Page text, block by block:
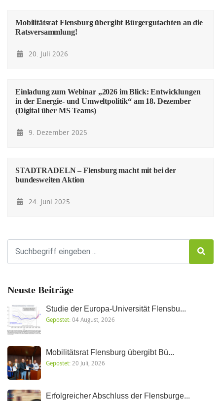
Mobilitätsrat Flensburg übergibt Bürgergutachten an die
Ratsversammlung!
20. Juli 2026
Einladung zum Webinar „2026 im Blick: Entwicklungen
in der Energie- und Umweltpolitik“ am 18. Dezember
(Digital über MS Teams)
9. Dezember 2025
STADTRADELN – Flensburg macht mit bei der
bundesweiten Aktion
24. Juni 2025
Neuste Beiträge
Studie der Europa-Universität Flensbu...
Gepostet:04 August, 2026
Mobilitätsrat Flensburg übergibt Bü...
Gepostet: 20 Juli, 2026
Erfolgreicher Abschluss der Flensburge...